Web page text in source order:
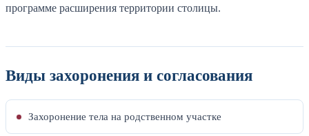
программе расширения территории столицы.
Виды захоронения и согласования
Захоронение тела на родственном участке